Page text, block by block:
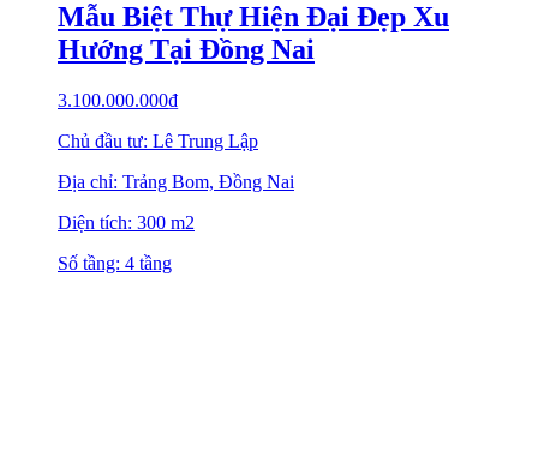
Mẫu Biệt Thự Hiện Đại Đẹp Xu
Hướng Tại Đồng Nai
3.100.000.000₫
Chủ đầu tư: Lê Trung Lập
Địa chỉ: Trảng Bom, Đồng Nai
Diện tích: 300 m2
Số tầng: 4 tầng